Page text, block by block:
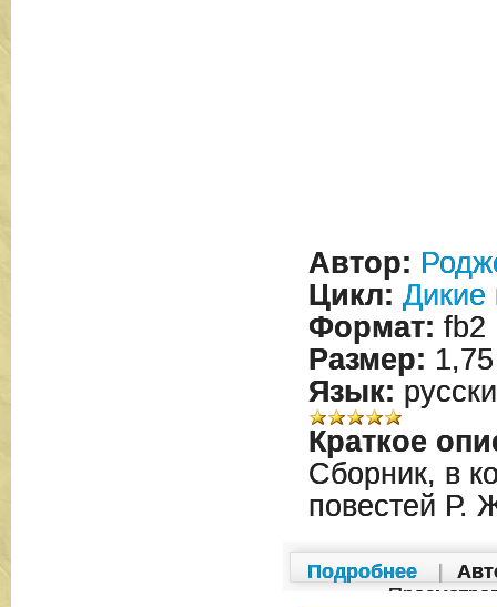
Автор:
Цикл: Дикие
Формат: fb2
Размер:
Язык:
Краткое
Сборник, в
повестей Р.
Подробнее |